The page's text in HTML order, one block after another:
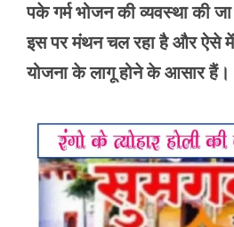
पके गर्म भोजन की व्यवस्था की
इस पर मंथन चल रहा है और ऐसे में
योजना के लागू होने के आसार हैं।